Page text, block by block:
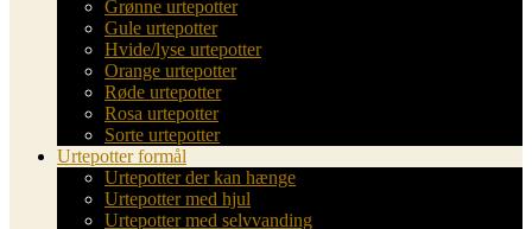
Grønne urtepotter
Gule urtepotter
Hvide/lyse urtepotter
Orange urtepotter
Røde urtepotter
Rosa urtepotter
Sorte urtepotter
Urtepotter formål
Urtepotter der kan hænge
Urtepotter med hjul
Urtepotter med selvvanding